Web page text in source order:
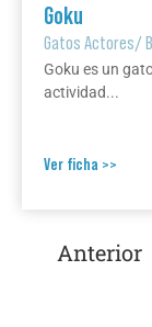
Goku
Gatos Actores/
Goku es un
actividad...
Ver ficha >>
Anterior